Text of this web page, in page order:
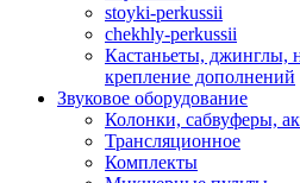
stoyki-perkussii
chekhly-perkussii
Кастаньеты, джинглы,
крепление дополнений
Звуковое оборудование
Колонки, сабвуферы,
Трансляционное
Комплекты